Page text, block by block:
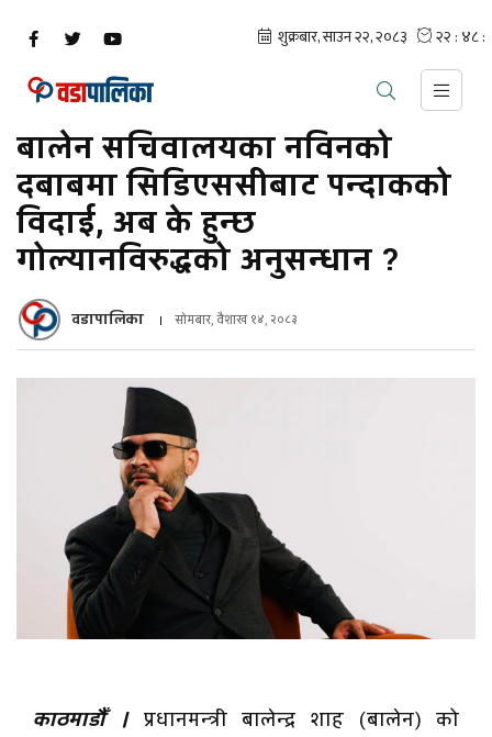
बालेन सचिवालयका नविनको
दबाबमा सिडिएससीबाट पन्दाकको
विदाई, अब के हुन्छ
गोल्यानविरुद्धको अनुसन्धान ?
वडापालिका सोमबार, वैशाख १४, २०८३
काठमाडौँ । प्रधानमन्त्री बालेन्द्र शाह (बालेन) को